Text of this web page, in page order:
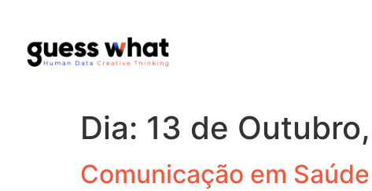
Dia: 13 de
Comunicação em